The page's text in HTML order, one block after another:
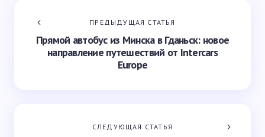
ПРЕДЫДУЩАЯ СТАТЬЯ
Прямой автобус из Минска в Гданьск: новое
направление путешествий от Intercars
Europe
СЛЕДУЮЩАЯ СТАТЬЯ